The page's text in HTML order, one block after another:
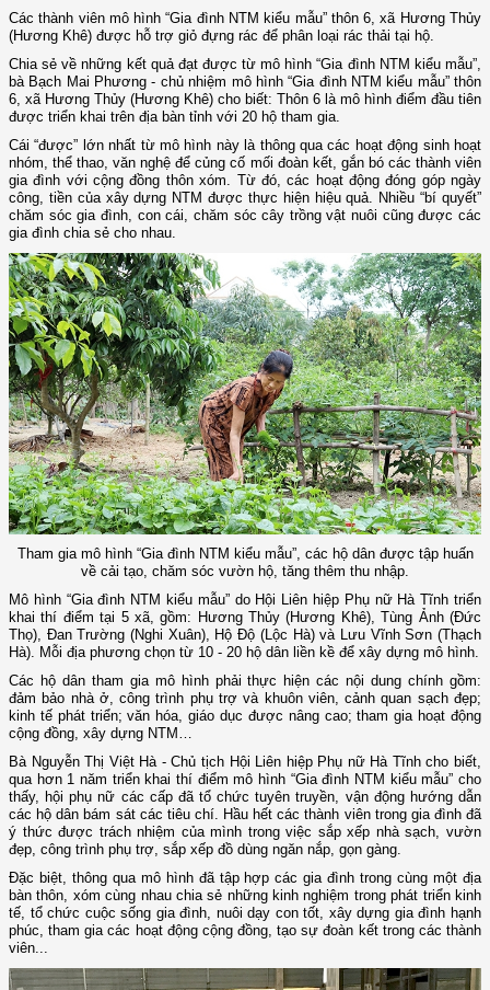
Các thành viên mô hình “Gia đình NTM kiểu mẫu” thôn 6, xã Hương Thủy
(Hương Khê) được hỗ trợ giỏ đựng rác để phân loại rác thải tại hộ.
Chia sẻ về những kết quả đạt được từ mô hình “Gia đình NTM kiểu mẫu”,
bà Bạch Mai Phương - chủ nhiệm mô hình “Gia đình NTM kiểu mẫu” thôn
6, xã Hương Thủy (Hương Khê) cho biết: Thôn 6 là mô hình điểm đầu tiên
được triển khai trên địa bàn tỉnh với 20 hộ tham gia.
Cái “được” lớn nhất từ mô hình này là thông qua các hoạt động sinh hoạt
nhóm, thể thao, văn nghệ để củng cố mối đoàn kết, gắn bó các thành viên
gia đình với cộng đồng thôn xóm. Từ đó, các hoạt động đóng góp ngày
công, tiền của xây dựng NTM được thực hiện hiệu quả. Nhiều “bí quyết”
chăm sóc gia đình, con cái, chăm sóc cây trồng vật nuôi cũng được các
gia đình chia sẻ cho nhau.
Tham gia mô hình “Gia đình NTM kiểu mẫu”, các hộ dân được tập huấn
về cải tạo, chăm sóc vườn hộ, tăng thêm thu nhập.
Mô hình “Gia đình NTM kiểu mẫu” do Hội Liên hiệp Phụ nữ Hà Tĩnh triển
khai thí điểm tại 5 xã, gồm: Hương Thủy (Hương Khê), Tùng Ảnh (Đức
Thọ), Đan Trường (Nghi Xuân), Hộ Độ (Lộc Hà) và Lưu Vĩnh Sơn (Thạch
Hà). Mỗi địa phương chọn từ 10 - 20 hộ dân liền kề để xây dựng mô hình.
Các hộ dân tham gia mô hình phải thực hiện các nội dung chính gồm:
đảm bảo nhà ở, công trình phụ trợ và khuôn viên, cảnh quan sạch đẹp;
kinh tế phát triển; văn hóa, giáo dục được nâng cao; tham gia hoạt động
cộng đồng, xây dựng NTM…
Bà Nguyễn Thị Việt Hà - Chủ tịch Hội Liên hiệp Phụ nữ Hà Tĩnh cho biết,
qua hơn 1 năm triển khai thí điểm mô hình “Gia đình NTM kiểu mẫu” cho
thấy, hội phụ nữ các cấp đã tổ chức tuyên truyền, vận động hướng dẫn
các hộ dân bám sát các tiêu chí. Hầu hết các thành viên trong gia đình đã
ý thức được trách nhiệm của mình trong việc sắp xếp nhà sạch, vườn
đẹp, công trình phụ trợ, sắp xếp đồ dùng ngăn nắp, gọn gàng.
Đặc biệt, thông qua mô hình đã tập hợp các gia đình trong cùng một địa
bàn thôn, xóm cùng nhau chia sẻ những kinh nghiệm trong phát triển kinh
tế, tổ chức cuộc sống gia đình, nuôi dạy con tốt, xây dựng gia đình hạnh
phúc, tham gia các hoạt động cộng đồng, tạo sự đoàn kết trong các thành
viên...